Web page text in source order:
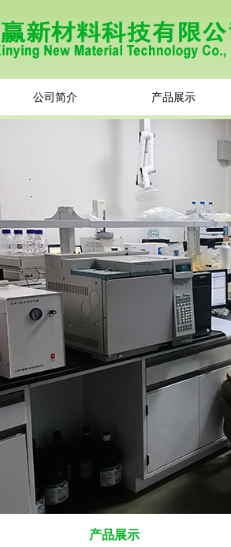
公司简介 产品展示
产品展示